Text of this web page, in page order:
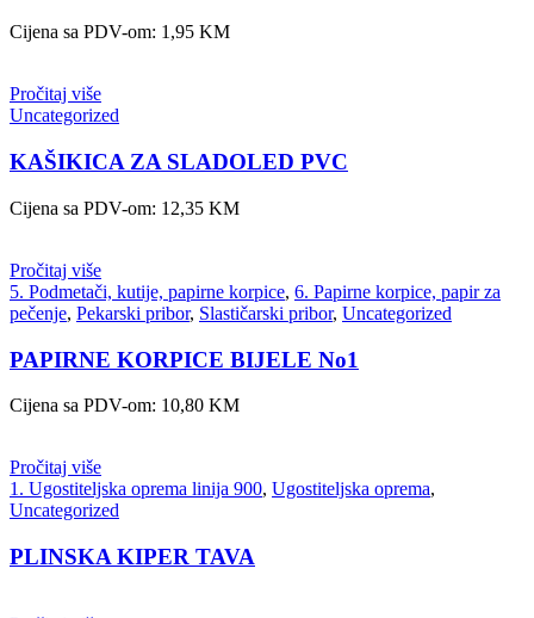
Cijena sa PDV-om: 1,95 KM
Pročitaj više
Uncategorized
KAŠIKICA ZA SLADOLED PVC
Cijena sa PDV-om: 12,35 KM
Pročitaj više
5. Podmetači, kutije, papirne korpice, 6. Papirne korpice, papir za
pečenje, Pekarski pribor, Slastičarski pribor, Uncategorized
PAPIRNE KORPICE BIJELE No1
Cijena sa PDV-om: 10,80 KM
Pročitaj više
1. Ugostiteljska oprema linija 900, Ugostiteljska oprema,
Uncategorized
PLINSKA KIPER TAVA